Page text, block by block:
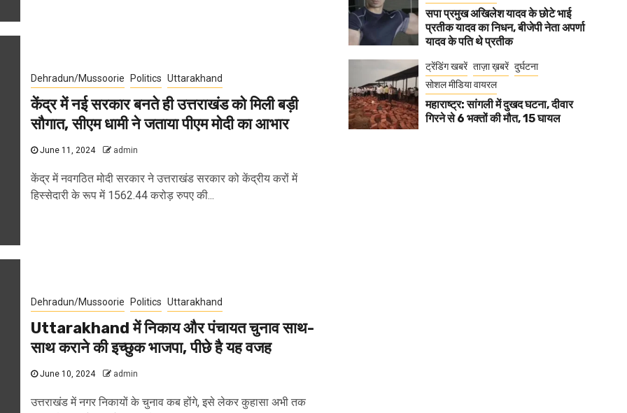
Dehradun/Mussoorie Politics Uttarakhand
केंद्र में नई सरकार बनते ही उत्तराखंड को मिली बड़ी
सौगात, सीएम धामी ने जताया पीएम मोदी का आभार
June 11, 2024 admin
केंद्र में नवगठित मोदी सरकार ने उत्तराखंड सरकार को केंद्रीय करों में
हिस्सेदारी के रूप में 1562.44 करोड़ रुपए की...
Dehradun/Mussoorie Politics Uttarakhand
Uttarakhand में निकाय और पंचायत चुनाव साथ-
साथ कराने की इच्छुक भाजपा, पीछे है यह वजह
June 10, 2024 admin
उत्तराखंड में नगर निकायों के चुनाव कब होंगे, इसे लेकर कुहासा अभी तक
सपा प्रमुख अखिलेश यादव के छोटे भाई
प्रतीक यादव का निधन, बीजेपी नेता अपर्णा
यादव के पति थे प्रतीक
ट्रेंडिंग खबरें ताज़ा ख़बरें दुर्घटना
सोशल मीडिया वायरल
महाराष्ट्र: सांगली में दुखद घटना, दीवार
गिरने से 6 भक्तों की मौत, 15 घायल